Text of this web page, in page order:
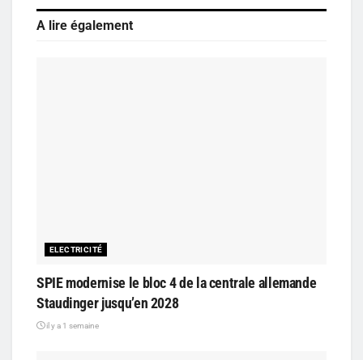
A lire également
ELECTRICITÉ
SPIE modernise le bloc 4 de la centrale allemande
Staudinger jusqu’en 2028
il y a 1 semaine